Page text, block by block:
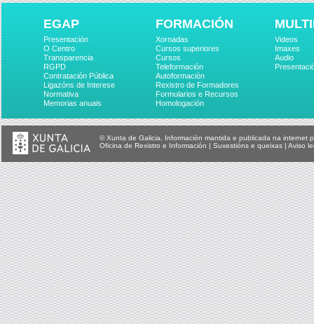
EGAP
Presentación
O Centro
Transparencia
RGPD
Contratación Pública
Ligazóns de Interese
Normativa
Memorias anuais
FORMACIÓN
Xornadas
Cursos superiores
Cursos
Teleformación
Autoformación
Rexistro de Formadores
Formularios e Recursos
Homologación
Videos
Imaxes
Audio
© Xunta de Galicia. Información mantida e publicada na internet
Oficina de Rexistro e Información | Suxestións e queixas | Aviso